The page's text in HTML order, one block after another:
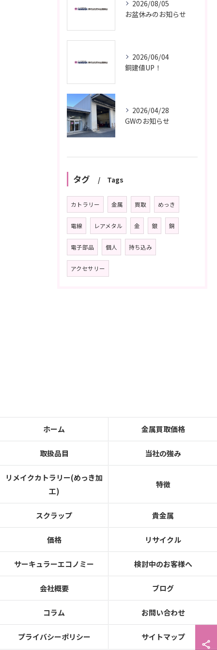
2026/08/05
お盆休みのお知らせ
2026/06/04
銅建値UP！
2026/04/28
GWのお知らせ
タグ Tags
カトラリー 金属 買取 めっき
電線 レアメタル 金 銀 銅
電子部品 個人 持ち込み
アクセサリー
ホーム 金属買取価格
取扱品目 当社の強み
リメイクカトラリー(めっき加
工)
特徴
スクラップ 貴金属
価格 リサイクル
サーキュラーエコノミー 検討中のお客様へ
会社概要 ブログ
コラム お問い合わせ
プライバシーポリシー サイトマップ